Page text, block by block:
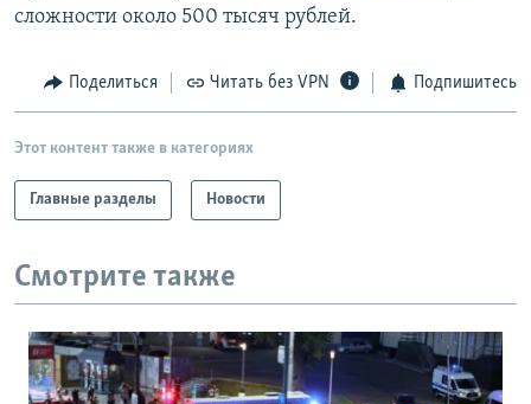
сложности около 500 тысяч рублей.
Поделиться Читать без VPN Подпишитесь
Этот контент также в категориях
Главные разделы Новости
Смотрите также